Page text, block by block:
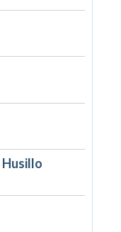
Husillo